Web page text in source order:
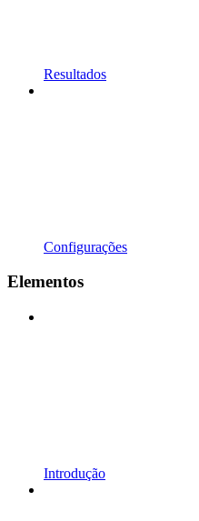
Resultados
Configurações
Elementos
Introdução